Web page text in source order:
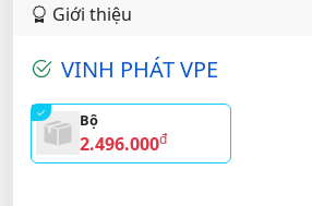
Giới thiệu
VINH PHÁT VPE
Bộ
2.496.000đ